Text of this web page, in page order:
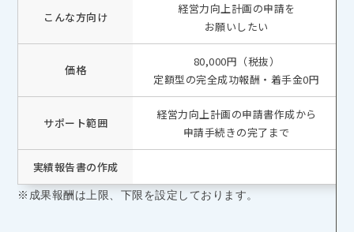
こんな方向け
経営力向上計画の申請を
お願いしたい
価格
80,000円（税抜）
定額型の完全成功報酬・着手金0円
サポート範囲
経営力向上計画の申請書作成から
申請手続きの完了まで
実績報告書の作成
※成果報酬は上限、下限を設定しております。